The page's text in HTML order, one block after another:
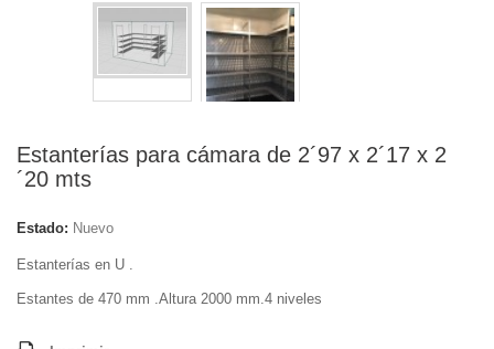
Estanterías para cámara de 2´97 x 2´17 x 2
´20 mts
Estado: Nuevo
Estanterías en U .
Estantes de 470 mm .Altura 2000 mm.4 niveles